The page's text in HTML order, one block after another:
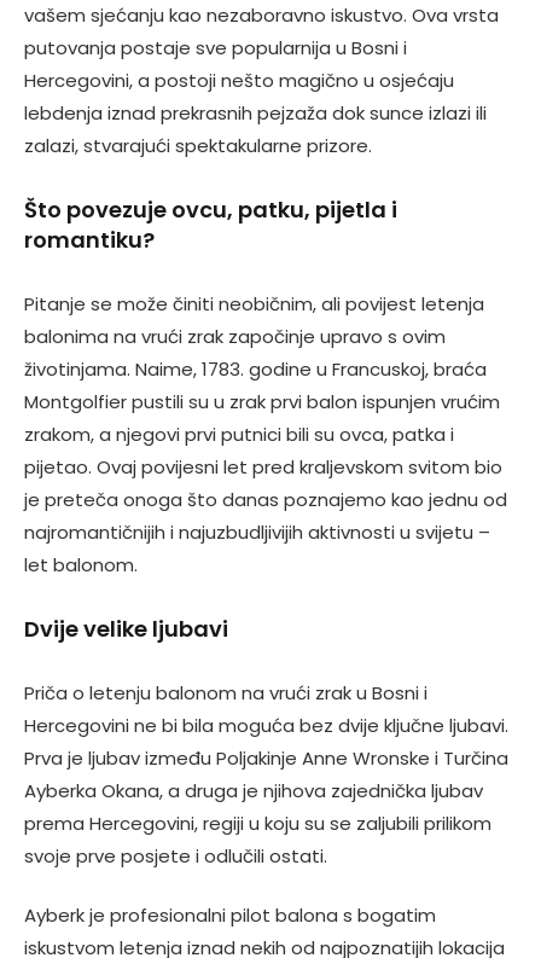
vašem sjećanju kao nezaboravno iskustvo. Ova vrsta
putovanja postaje sve popularnija u Bosni i
Hercegovini, a postoji nešto magično u osjećaju
lebdenja iznad prekrasnih pejzaža dok sunce izlazi ili
zalazi, stvarajući spektakularne prizore.
Što povezuje ovcu, patku, pijetla i
romantiku?
Pitanje se može činiti neobičnim, ali povijest letenja
balonima na vrući zrak započinje upravo s ovim
životinjama. Naime, 1783. godine u Francuskoj, braća
Montgolfier pustili su u zrak prvi balon ispunjen vrućim
zrakom, a njegovi prvi putnici bili su ovca, patka i
pijetao. Ovaj povijesni let pred kraljevskom svitom bio
je preteča onoga što danas poznajemo kao jednu od
najromantičnijih i najuzbudljivijih aktivnosti u svijetu –
let balonom.
Dvije velike ljubavi
Priča o letenju balonom na vrući zrak u Bosni i
Hercegovini ne bi bila moguća bez dvije ključne ljubavi.
Prva je ljubav između Poljakinje Anne Wronske i Turčina
Ayberka Okana, a druga je njihova zajednička ljubav
prema Hercegovini, regiji u koju su se zaljubili prilikom
svoje prve posjete i odlučili ostati.
Ayberk je profesionalni pilot balona s bogatim
iskustvom letenja iznad nekih od najpoznatijih lokacija